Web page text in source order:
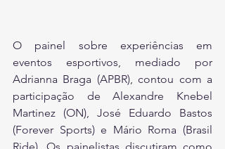
O painel sobre experiências em
eventos esportivos, mediado por
Adrianna Braga (APBR), contou com a
participação de Alexandre Knebel
Martinez (ON), José Eduardo Bastos
(Forever Sports) e Mário Roma (Brasil